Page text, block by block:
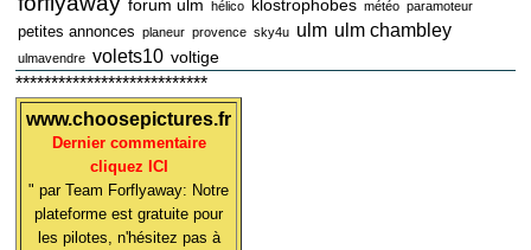
forum ulm hélico klostrophobes météo paramoteur
petites annonces planeur provence sky4u ulm ulm chambley
ulmavendre volets10 voltige
***************************
www.choosepictures.fr
Dernier commentaire
cliquez ICI
" par Team Forflyaway: Notre
plateforme est gratuite pour
les pilotes, n'hésitez pas à